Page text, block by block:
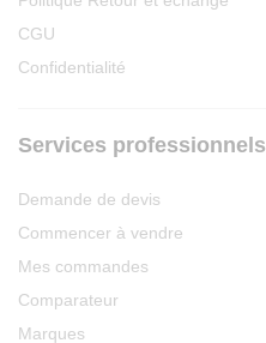
CGU
Confidentialité
Services professionnels
Demande de devis
Commencer à vendre
Mes commandes
Comparateur
Marques